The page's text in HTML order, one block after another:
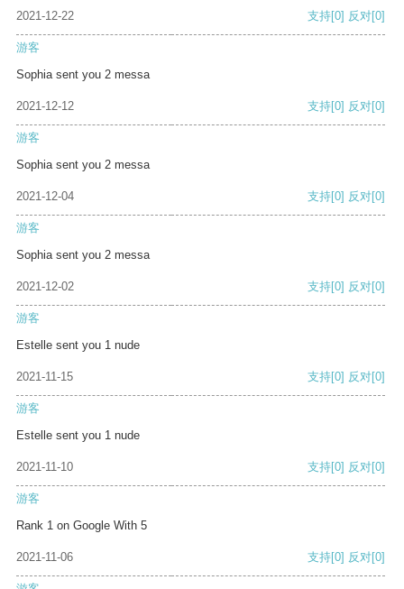
2021-12-22 支持[0] 反对[0]
游客
Sophia sent you 2 messa
2021-12-12 支持[0] 反对[0]
游客
Sophia sent you 2 messa
2021-12-04 支持[0] 反对[0]
游客
Sophia sent you 2 messa
2021-12-02 支持[0] 反对[0]
游客
Estelle sent you 1 nude
2021-11-15 支持[0] 反对[0]
游客
Estelle sent you 1 nude
2021-11-10 支持[0] 反对[0]
游客
Rank 1 on Google With 5
2021-11-06 支持[0] 反对[0]